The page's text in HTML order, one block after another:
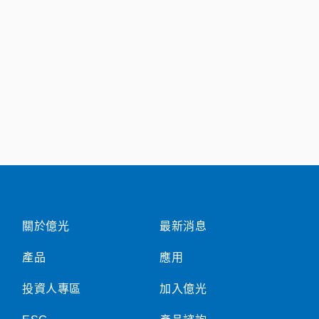
關於億光
產品
投資人專區
最新消息
應用
加入億光